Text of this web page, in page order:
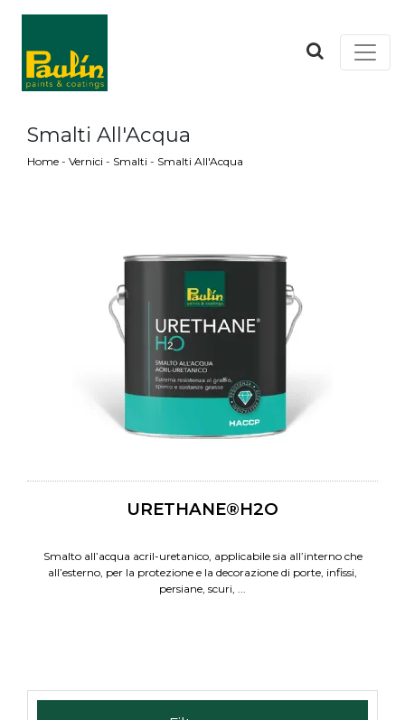
Smalti All'Acqua
Home - Vernici - Smalti - Smalti All'Acqua
URETHANE®H2O
Smalto all’acqua acril-uretanico, applicabile sia all’interno che
all’esterno, per la protezione e la decorazione di porte, infissi,
persiane, scuri, ...